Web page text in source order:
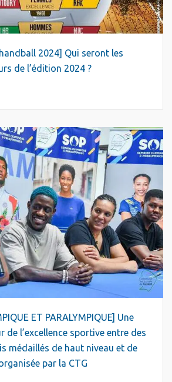
2024] Qui seront les
de l’édition 2024 ?
ET PARALYMPIQUE] Une
de l’excellence sportive entre des
médaillés de haut niveau et de
par la CTG